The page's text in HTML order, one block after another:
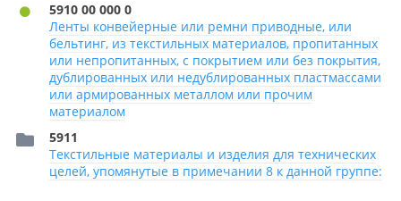
5910 00 000 0
Ленты конвейерные или ремни приводные, или
бельтинг, из текстильных материалов, пропитанных
или непропитанных, с покрытием или без покрытия,
дублированных или недублированных пластмассами
или армированных металлом или прочим
материалом
5911
Текстильные материалы и изделия для технических
целей, упомянутые в примечании 8 к данной группе: